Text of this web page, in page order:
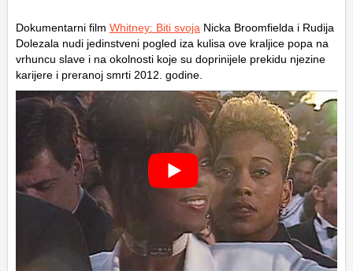
Dokumentarni film Whitney: Biti svoja Nicka Broomfielda i Rudija
Dolezala nudi jedinstveni pogled iza kulisa ove kraljice popa na
vrhuncu slave i na okolnosti koje su doprinijele prekidu njezine
karijere i preranoj smrti 2012. godine.